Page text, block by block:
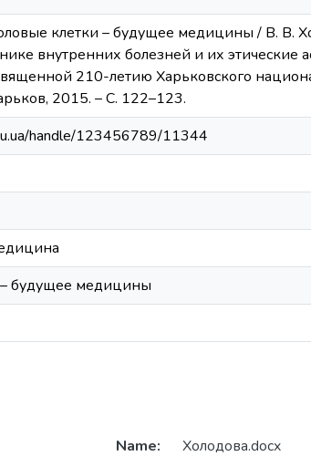
клетки – будущее медицины / В. В.
внутренних болезней и их этические
210-летию Харьковского
2015. – С. 122–123.
handle/123456789/11344
будущее медицины
Name:
Холодова.docx